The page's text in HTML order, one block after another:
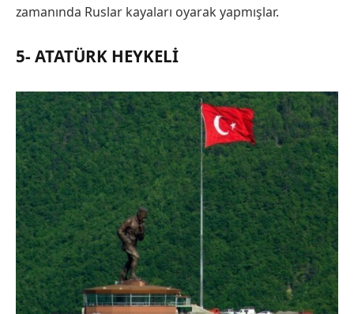
zamanında Ruslar kayaları oyarak yapmışlar.
5- ATATÜRK HEYKELI